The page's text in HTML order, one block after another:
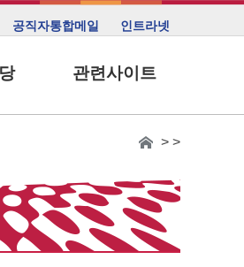
공직자통합메일 인트라넷
관련사이트
> >